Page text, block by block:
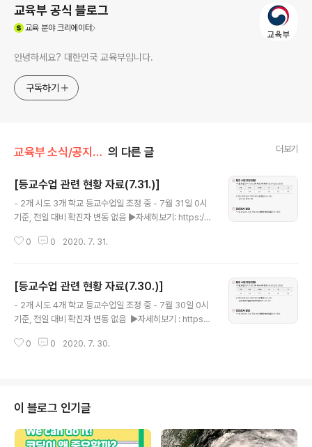
교육부 공식 블로그
교육분야 크리에이터
안녕하세요? 대한민국 교육부입니다.
구독하기
교육부 소식/공지사항 의 다른 글 더보기
[등교수업 관련 현황 자료(7.31.)]
- 2개 시도 3개 학교 등교수업일 조정 중 - 7월 31일 0시
기준, 전일 대비 확진자 변동 없음 ▶자세히보기: https://
0 0 2020. 7. 31.
[등교수업 관련 현황 자료(7.30.)]
- 2개 시도 4개 학교 등교수업일 조정 중 - 7월 30일 0시
기준, 전일 대비 확진자 변동 없음 ​ ▶자세히보기 : https://
0 0 2020. 7. 30.
이 블로그 인기글